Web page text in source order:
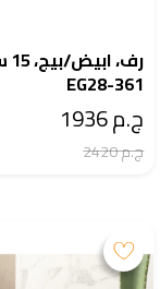
EG28-361
ج.م 1936
ج.م 2420